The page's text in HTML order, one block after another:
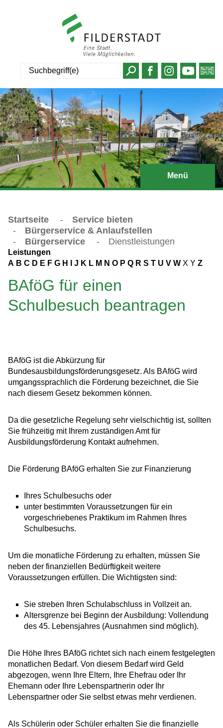
Menü
Startseite -
Service bieten
-
Bürgerservice & Anlaufstellen
-
Bürgerservice - Dienstleistungen
Leistungen
A B C D E F G H J K L M N O P Q R S T U V W X Y Z
BAföG für einen
Schulbesuch beantragen
BAföG ist die Abkürzung für
Bundesausbildungsförderungsgesetz. Als BAföG wird
umgangssprachlich die Förderung bezeichnet, die Sie
nach diesem Gesetz bekommen können.
Da die gesetzliche Regelung sehr vielschichtig ist, sollten
Sie frühzeitig mit Ihrem zuständigen Amt für
Ausbildungsförderung Kontakt aufnehmen.
Die Förderung BAföG erhalten Sie zur Finanzierung
Ihres Schulbesuchs oder
unter bestimmten Voraussetzungen für ein
vorgeschriebenes Praktikum im Rahmen Ihres
Schulbesuchs.
Um die monatliche Förderung zu erhalten, müssen Sie
neben der finanziellen Bedürftigkeit weitere
Voraussetzungen erfüllen. Die Wichtigsten sind:
Sie streben Ihren Schulabschluss in Vollzeit an.
Altersgrenze bei Beginn der Ausbildung: Vollendung
des 45. Lebensjahres (Ausnahmen sind möglich).
Die Höhe Ihres BAföG richtet sich nach einem festgelegten
monatlichen Bedarf. Von diesem Bedarf wird Geld
abgezogen, wenn Ihre Eltern, Ihre Ehefrau oder Ihr
Ehemann oder Ihre Lebenspartnerin oder Ihr
Lebenspartner oder Sie selbst etwas mehr verdienen.
Als Schülerin oder Schüler erhalten Sie die finanzielle